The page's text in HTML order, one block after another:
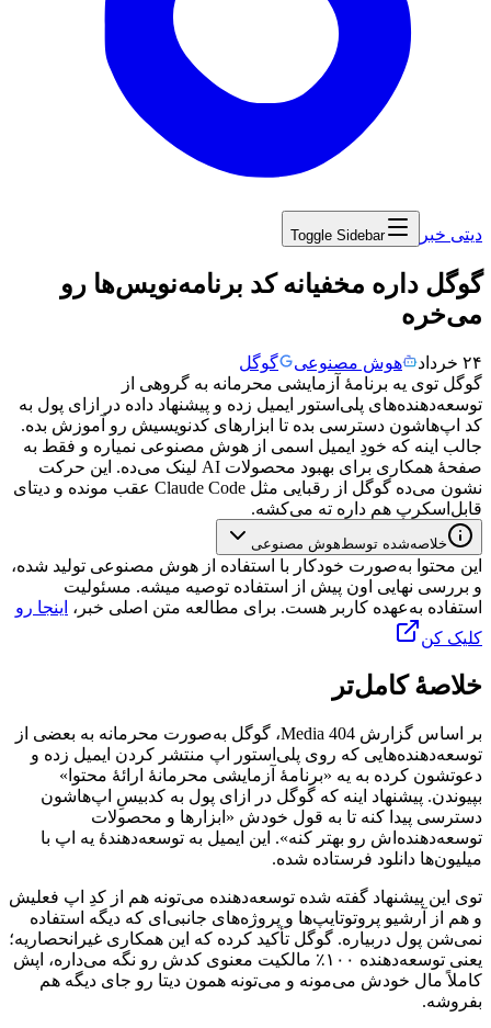
دیتی خبر Toggle Sidebar
‏گوگل داره مخفیانه کد برنامه‌نویس‌ها رو
می‌خره
۲۴ خرداد هوش مصنوعی
گوگل
گوگل توی یه برنامهٔ آزمایشی محرمانه به گروهی از
توسعه‌دهنده‌های پلی‌استور ایمیل زده و پیشنهاد داده در ازای پول به
کد اپ‌هاشون دسترسی بده تا ابزارهای کدنویسیش رو آموزش بده.
جالب اینه که خودِ ایمیل اسمی از هوش مصنوعی نمیاره و فقط به
صفحهٔ همکاری برای بهبود محصولات AI لینک می‌ده. این حرکت
نشون می‌ده گوگل از رقبایی مثل Claude Code عقب مونده و دیتای
قابل‌اسکرپ هم داره ته می‌کشه.
خلاصه‌شده توسطهوش مصنوعی
این محتوا به‌صورت خودکار با استفاده از هوش مصنوعی تولید شده،
و بررسی نهایی اون پیش از استفاده توصیه میشه. مسئولیت
استفاده به‌عهده کاربر هست. برای مطالعه متن اصلی خبر، اینجا رو
کلیک کن
خلاصهٔ کامل‌تر
بر اساس گزارش 404
Media، گوگل به‌صورت محرمانه به بعضی از
توسعه‌دهنده‌هایی که روی پلی‌استور اپ منتشر کردن ایمیل زده و
دعوتشون کرده به یه «برنامهٔ آزمایشی محرمانهٔ ارائهٔ محتوا»
بپیوندن. پیشنهاد اینه که گوگل در ازای پول به کدبیسِ اپ‌هاشون
دسترسی پیدا کنه تا به قول خودش «ابزارها و محصولات
توسعه‌دهنده‌اش رو بهتر کنه». این ایمیل به توسعه‌دهنده‌ٔ یه اپ با
میلیون‌ها دانلود فرستاده شده.
توی این پیشنهاد گفته شده توسعه‌دهنده می‌تونه هم از کدِ اپ فعلیش
و هم از آرشیو پروتوتایپ‌ها و پروژه‌های جانبی‌ای که دیگه استفاده
نمی‌شن پول دربیاره. گوگل تأکید کرده که این همکاری غیرانحصاریه؛
یعنی توسعه‌دهنده ۱۰۰٪ مالکیت معنوی کدش رو نگه می‌داره، اپش
کاملاً مال خودش می‌مونه و می‌تونه همون دیتا رو جای دیگه هم
بفروشه.